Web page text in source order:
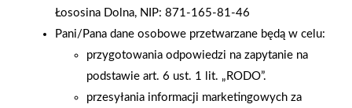
Króla Władysława Jagiełły w Parczewie. W spotkaniu brało
udział około 50 uczniów klas pierwszych. Pani policjantka
szczególną uwagę zwróciła na bezpieczne poruszanie się po
przejściu dla pieszych oraz noszenie elementów odblaskowych.
Każde dziecko na koniec spotkania otrzymało opaski
Łososina Dolna, NIP: 871-165-81-46
Pani/Pana dane osobowe przetwarzane będą w celu:
przygotowania odpowiedzi na zapytanie na
podstawie art. 6 ust. 1 lit. „RODO”.
przesyłania informacji marketingowych za